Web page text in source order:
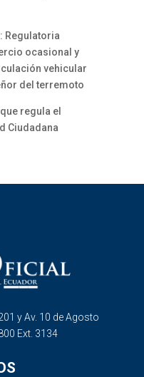
Regulatoria
ocasional y
vehicular
del terremoto
regula el
Ciudadana
y Av. 10 de Agosto
Ext. 3134